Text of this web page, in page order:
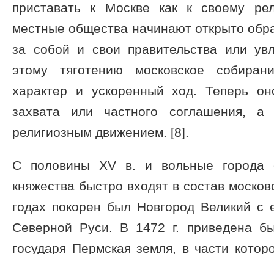
приставать к Москве как к своему
местные общества начинают открыто
за собой и свои правительства или
этому тяготению московское
характер и ускоренный ход. Теперь
захвата или частного соглашения, а
религиозным движением. [8].
С половины XV в. и вольные города
княжества быстро входят в состав
годах покорен был Новгород Великий с
Северной Руси. В 1472 г. приведена
государя Пермская земля, в части